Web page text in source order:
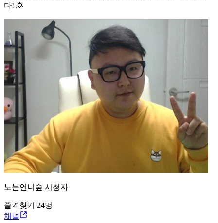
다! 🙇
노는언니 숲 시청자
즐겨찾기 24명
채널